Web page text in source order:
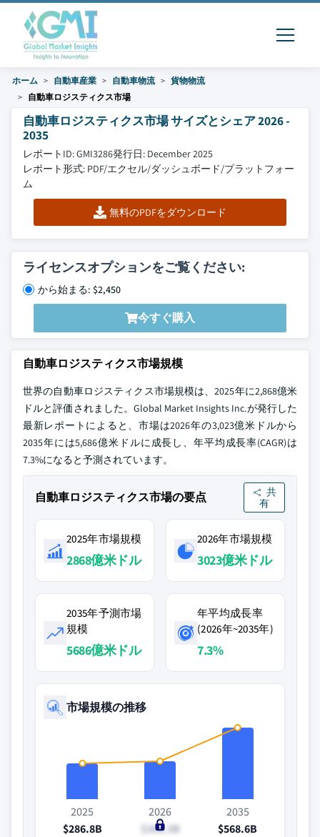
ホーム 自動車産業 自動車物流
貨物物流
自動車ロジスティクス市場
自動車ロジスティクス市場 サイズとシェア 2026 -
2035
レポートID: GMI3286発行日: December 2025
レポート形式: PDF/エクセル/ダッシュボード/プラットフォー
ム
無料のPDFをダウンロード
ライセンスオプションをご覧ください:
から始まる: $2,450
今すぐ購入
自動車ロジスティクス市場規模
世界の自動車ロジスティクス市場規模は、2025年に2,868億米
ドルと評価されました。Global Market Insights Inc.が発行した
最新レポートによると、市場は2026年の3,023億米ドルから
2035年には5,686億米ドルに成長し、年平均成長率(CAGR)は
7.3%になると予測されています。
自動車ロジスティクス市場の要点
共
有
2025年市場規模
2868億米ドル
2026年市場規模
3023億米ドル
2035年予測市場
規模
5686億米ドル
年平均成長率
(2026年~2035年)
7.3%
市場規模の推移
2025
$286.8B
2026
$302.3B
2035
$568.6B